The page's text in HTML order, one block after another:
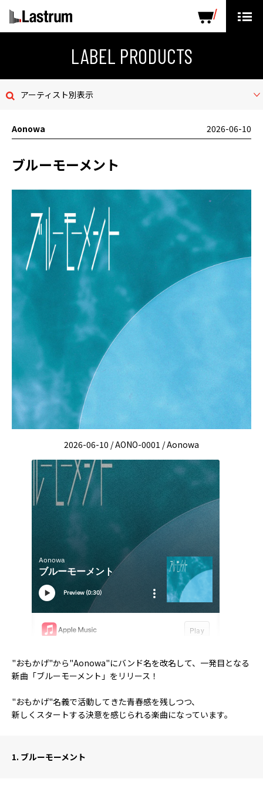
LABEL PRODUCTS
お問い合わせ
デモテープ
ENGLISH PAGE
LABEL PRODUCTS
アーティスト別表示
Aonowa 2026-06-10
ブルーモーメント
2026-06-10 / AONO-0001 / Aonowa
"おもかげ"から"Aonowa"にバンド名を改名して、一発目となる
新曲「ブルーモーメント」をリリース！
"おもかげ"名義で活動してきた青春感を残しつつ、
新しくスタートする決意を感じられる楽曲になっています。
1. ブルーモーメント